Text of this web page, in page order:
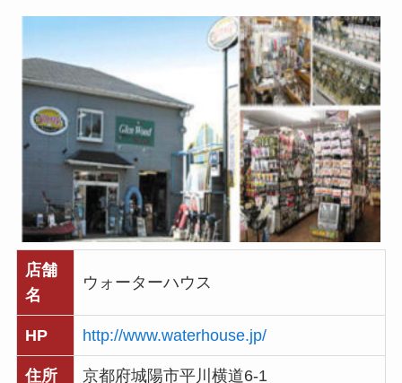
店舗
名
ウォーターハウス
HP http://www.waterhouse.jp/
住所 京都府城陽市平川横道6-1